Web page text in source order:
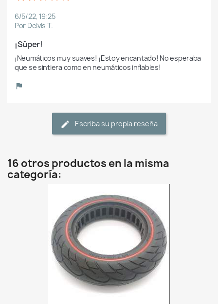
6/5/22, 19:25
Por Deivis T.
¡Súper!
¡Neumáticos muy suaves! ¡Estoy encantado! No esperaba
que se sintiera como en neumáticos inflables!
Escriba su propia reseña
16 otros productos en la misma
categoría: